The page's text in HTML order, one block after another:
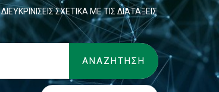
ΔΙΕΥΚΡΙΝΙΣΕΙΣ ΣΧΕΤΙΚΑ ΜΕ ΤΙΣ ΔΙΑΤΑΞΕΙΣ